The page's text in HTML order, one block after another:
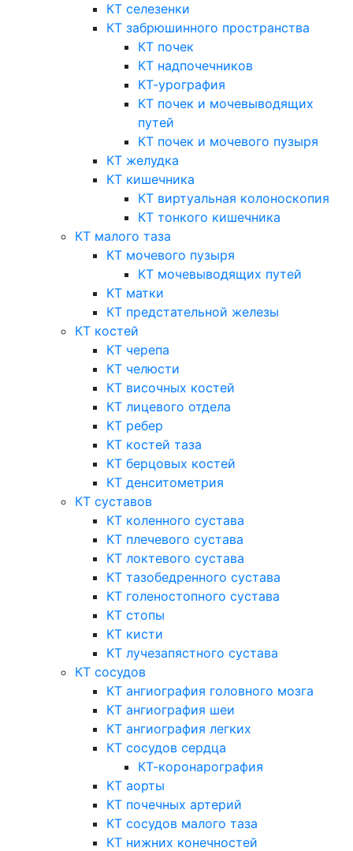
КТ селезенки
КТ забрюшинного пространства
КТ почек
КТ надпочечников
КТ-урография
КТ почек и мочевыводящих
путей
КТ почек и мочевого пузыря
КТ желудка
КТ кишечника
КТ виртуальная колоноскопия
КТ тонкого кишечника
КТ малого таза
КТ мочевого пузыря
КТ мочевыводящих путей
КТ матки
КТ предстательной железы
КТ костей
КТ черепа
КТ челюсти
КТ височных костей
КТ лицевого отдела
КТ ребер
КТ костей таза
КТ берцовых костей
КТ денситометрия
КТ суставов
КТ коленного сустава
КТ плечевого сустава
КТ локтевого сустава
КТ тазобедренного сустава
КТ голеностопного сустава
КТ стопы
КТ кисти
КТ лучезапястного сустава
КТ сосудов
КТ ангиография головного мозга
КТ ангиография шеи
КТ ангиография легких
КТ сосудов сердца
КТ-коронарография
КТ аорты
КТ почечных артерий
КТ сосудов малого таза
КТ нижних конечностей